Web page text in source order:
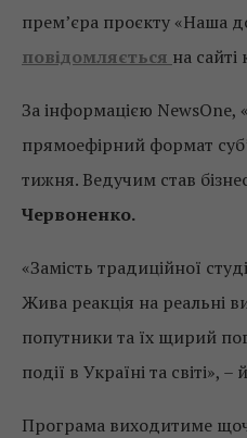
прем’єра проєкту «Наша
повідомляється на сайті
За інформацією NewsOne,
прямоефірний формат
тижня. Ведучим став
Червоненко.
«Замість традиційної
Жива реакція на реальні
попутники та їх щирий
події в Україні та світі»,
Програма виходитиме